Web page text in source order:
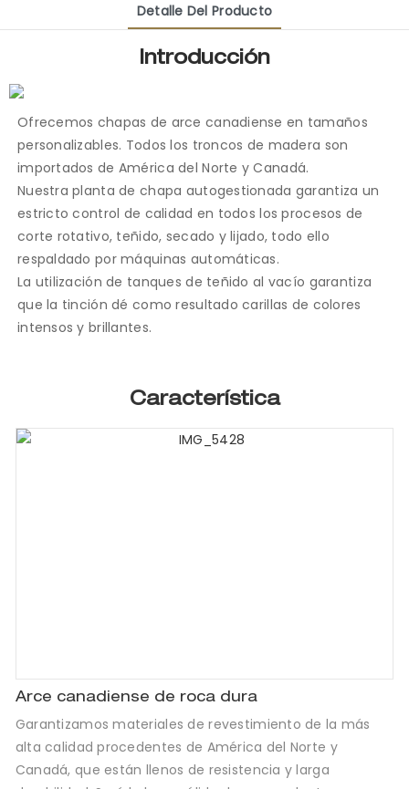
Detalle Del Producto
Introducción
Ofrecemos chapas de arce canadiense en tamaños
personalizables. Todos los troncos de madera son
importados de América del Norte y Canadá.
Nuestra planta de chapa autogestionada garantiza un
estricto control de calidad en todos los procesos de
corte rotativo, teñido, secado y lijado, todo ello
respaldado por máquinas automáticas.
La utilización de tanques de teñido al vacío garantiza
que la tinción dé como resultado carillas de colores
intensos y brillantes.
Característica
Arce canadiense de roca dura
Garantizamos materiales de revestimiento de la más
alta calidad procedentes de América del Norte y
Canadá, que están llenos de resistencia y larga